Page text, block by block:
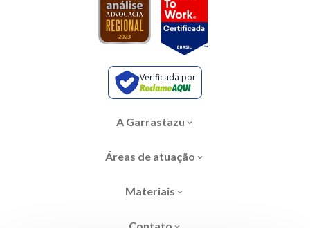
Verificada por
A Garrastazu
Áreas de atuação
Materiais